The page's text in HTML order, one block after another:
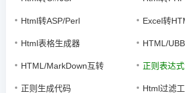
Html转ASP/Perl Excel转
Html表格生成器 HTML/
HTML/MarkDown互转 正则表达
正则生成代码 Html过滤